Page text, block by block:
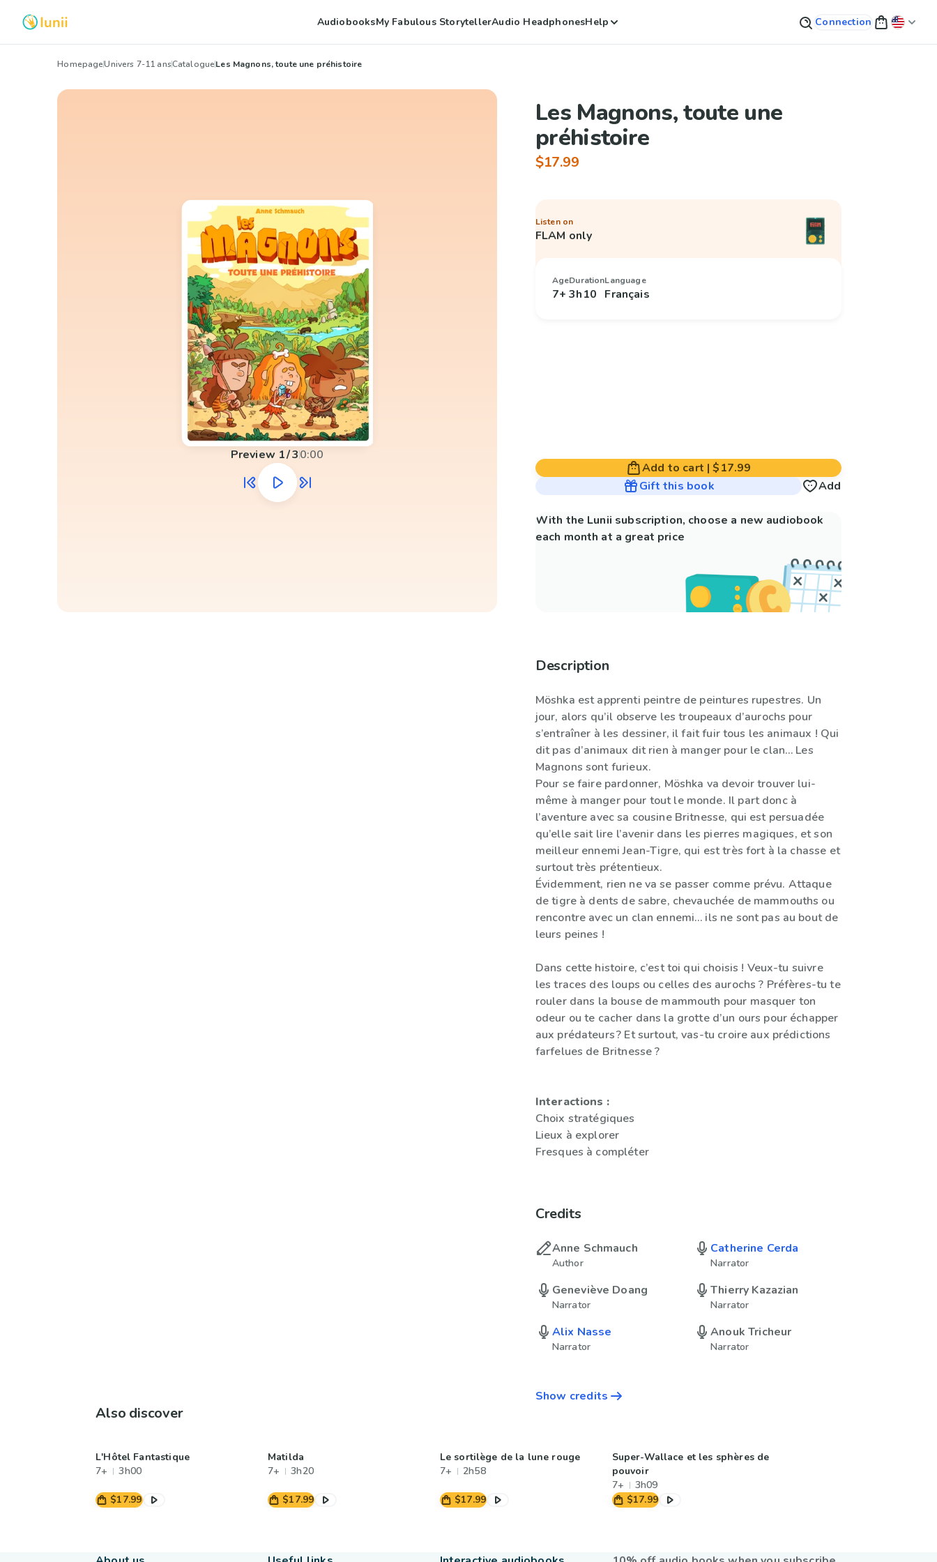
AudiobooksMy Fabulous StorytellerAudio HeadphonesHelp Connection
HomepageUnivers 7-11 ansCatalogueLes Magnons, toute une préhistoire
Preview 1/30:00
Les Magnons, toute une
préhistoire
$17.99
Listen on
FLAM only
Age
7+
Duration
3h10
Language
Français
Add to cart |$17.99
Gift this book
Add
With the Lunii subscription, choose a new audiobook
each month at a great price
Description
Möshka est apprenti peintre de peintures rupestres. Un
jour, alors qu’il observe les troupeaux d’aurochs pour
s’entraîner à les dessiner, il fait fuir tous les animaux ! Qui
dit pas d’animaux dit rien à manger pour le clan… Les
Magnons sont furieux.
Pour se faire pardonner, Möshka va devoir trouver lui-
même à manger pour tout le monde. Il part donc à
l’aventure avec sa cousine Britnesse, qui est persuadée
qu’elle sait lire l’avenir dans les pierres magiques, et son
meilleur ennemi Jean-Tigre, qui est très fort à la chasse et
surtout très prétentieux.
Évidemment, rien ne va se passer comme prévu. Attaque
de tigre à dents de sabre, chevauchée de mammouths ou
rencontre avec un clan ennemi… ils ne sont pas au bout de
leurs peines !
Dans cette histoire, c’est toi qui choisis ! Veux-tu suivre
les traces des loups ou celles des aurochs ? Préfères-tu te
rouler dans la bouse de mammouth pour masquer ton
odeur ou te cacher dans la grotte d’un ours pour échapper
aux prédateurs ? Et surtout, vas-tu croire aux prédictions
farfelues de Britnesse ?
Interactions :
Choix stratégiques
Lieux à explorer
Fresques à compléter
Credits
Anne Schmauch
Author
Catherine Cerda
Narrator
Geneviève Doang
Narrator
Thierry Kazazian
Narrator
Alix Nasse
Narrator
Anouk Tricheur
Narrator
Show credits
Also discover
L'Hôtel Fantastique
7+
3h00
$17.99
Matilda
7+
3h20
$17.99
Le sortilège de la lune rouge
7+
2h58
$17.99
Super-Wallace et les sphères de
pouvoir
7+
3h09
$17.99